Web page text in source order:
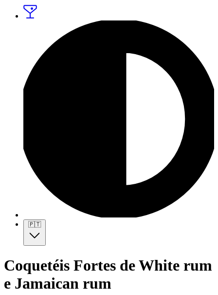
🇵🇹
Coquetéis Fortes de White rum
e Jamaican rum